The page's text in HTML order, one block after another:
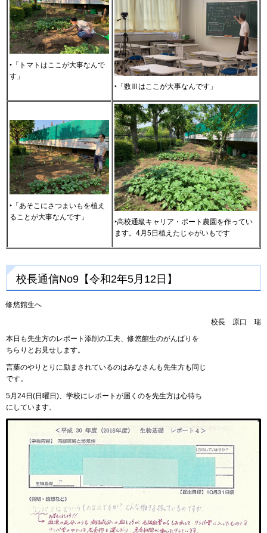
‣「トマトはここが大事なんで
す」
‣「数Ⅲはここが大事なんです」
‣「あそこにさつまいもを植え
ることが大事なんです」
‣高校通級キャリア・ポート農園を作ってい
ます。4月5日植えたじゃがいもです
校長通信No9【令和2年5月12日】
修悠館生へ
校長 原口 瑞
本日も先生方のレポート添削の工夫、修悠館生のがんばりを
ちらりとお見せします。
言葉のやりとりに励まされているのはみなさんも先生方も同じ
です。
5月24日(日曜日)、学校にレポートが届くのを先生方は心待ち
にしています。